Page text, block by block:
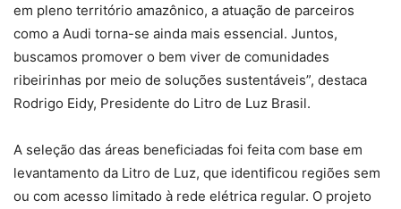
em pleno território amazônico, a atuação de parceiros
como a Audi torna-se ainda mais essencial. Juntos,
buscamos promover o bem viver de comunidades
ribeirinhas por meio de soluções sustentáveis”, destaca
Rodrigo Eidy, Presidente do Litro de Luz Brasil.
A seleção das áreas beneficiadas foi feita com base em
levantamento da Litro de Luz, que identificou regiões sem
ou com acesso limitado à rede elétrica regular. O projeto